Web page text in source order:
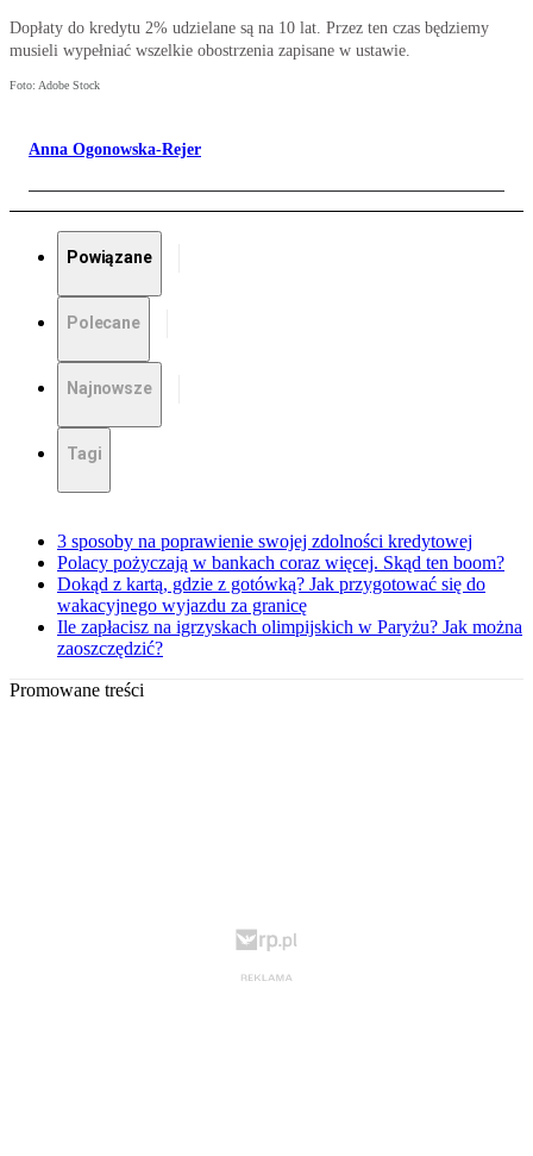
Dopłaty do kredytu 2% udzielane są na 10 lat. Przez ten czas będziemy
musieli wypełniać wszelkie obostrzenia zapisane w ustawie.
Foto: Adobe Stock
Anna Ogonowska-Rejer
Powiązane
Polecane
Najnowsze
Tagi
3 sposoby na poprawienie swojej zdolności kredytowej
Polacy pożyczają w bankach coraz więcej. Skąd ten boom?
Dokąd z kartą, gdzie z gotówką? Jak przygotować się do
wakacyjnego wyjazdu za granicę
Ile zapłacisz na igrzyskach olimpijskich w Paryżu? Jak można
zaoszczędzić?
Promowane treści